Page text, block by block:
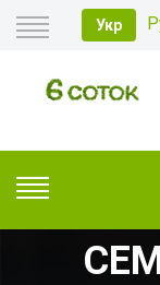
Укр
Главная
Оплата
Доставка